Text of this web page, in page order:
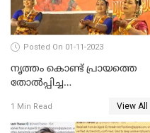
Posted On 01-11-2023
നൃത്തം കൊണ്ട് പ്രായത്തെ
തോല്‍പ്പിച്ച
അറുപത്തി ആറ്‌ അമ്മമാരുടെ
അരങ്ങേറ്റം
1 Min Read View All